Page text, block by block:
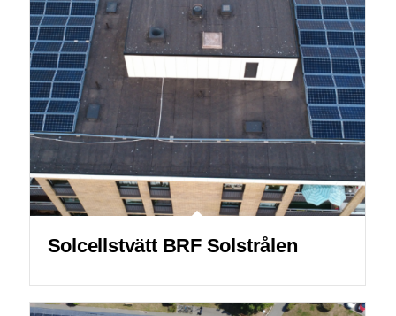
Solcellstvätt BRF Solstrålen